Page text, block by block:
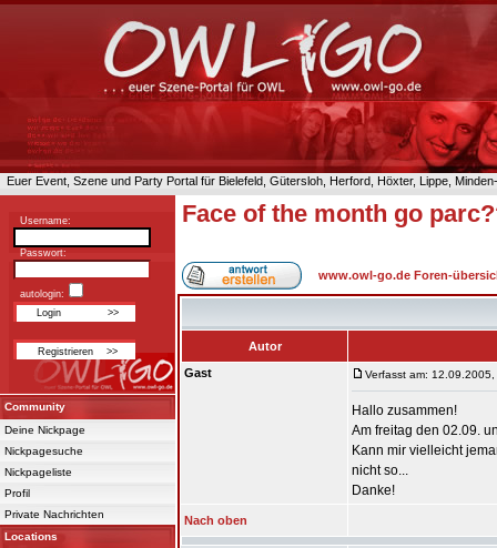
Euer Event, Szene und Party Portal für Bielefeld, Gütersloh, Herford, Höxter, Lippe,
Username:
Passwort:
autologin:
Community
Deine Nickpage
Nickpagesuche
Nickpageliste
Profil
Private Nachrichten
Locations
Face of the month go
www.owl-go.de Foren-
Autor
Gast
Verfasst am:
Hallo zusammen!
Am freitag den 02.09.
Kann mir vielleicht
nicht so...
Danke!
Nach oben